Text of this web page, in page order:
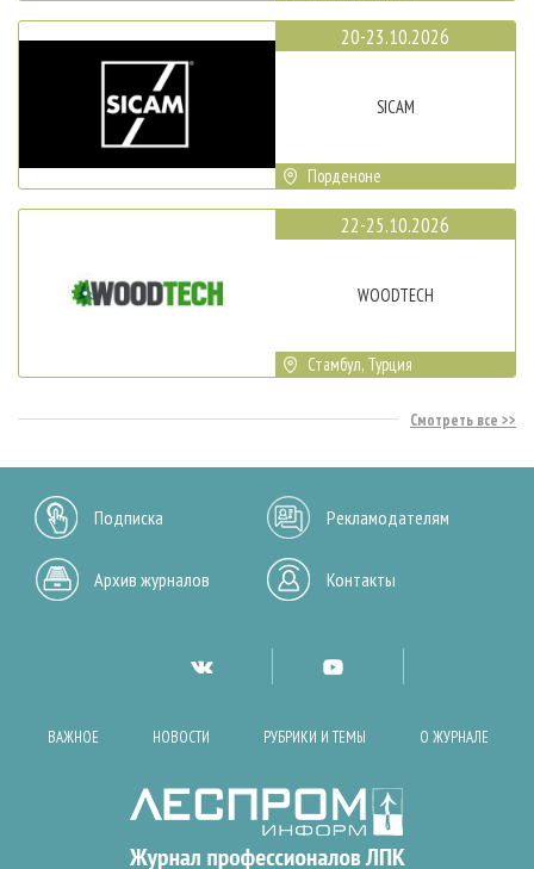
20-23.10.2026
SICAM
Порденоне
22-25.10.2026
WOODTECH
Стамбул, Турция
Смотреть все
Подписка Рекламодателям
Архив журналов Контакты
ВАЖНОЕ НОВОСТИ РУБРИКИ И ТЕМЫ О ЖУРНАЛЕ